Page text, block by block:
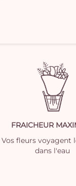
FRAICHEUR
Vos fleurs voyagent
dans l'eau